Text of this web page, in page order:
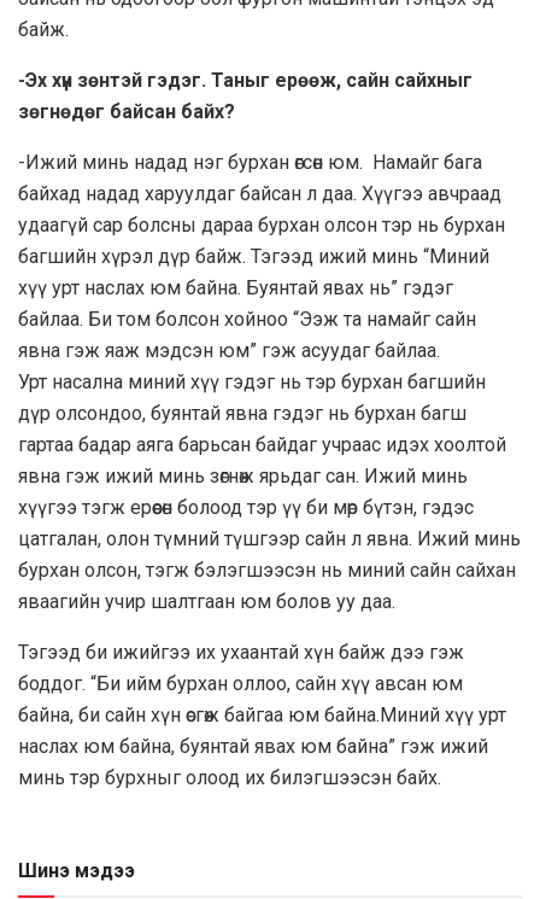
байж.
-Эх хүн зөнтэй гэдэг. Таныг ерөөж, сайн сайхныг
зөгнөдөг байсан байх?
-Ижий минь надад нэг бурхан өгсөн юм. Намайг бага
байхад надад харуулдаг байсан л даа. Хүүгээ авчраад
удаагүй сар болсны дараа бурхан олсон тэр нь бурхан
багшийн хүрэл дүр байж. Тэгээд ижий минь “Миний
хүү урт наслах юм байна. Буянтай явах нь” гэдэг
байлаа. Би том болсон хойноо “Ээж та намайг сайн
явна гэж яаж мэдсэн юм” гэж асуудаг байлаа.
Урт насална миний хүү гэдэг нь тэр бурхан багшийн
дүр олсондоо, буянтай явна гэдэг нь бурхан багш
гартаа бадар аяга барьсан байдаг учраас идэх хоолтой
явна гэж ижий минь зөгнөж ярьдаг сан. Ижий минь
хүүгээ тэгж ерөөсөн болоод тэр үү би мөр бүтэн, гэдэс
цатгалан, олон түмний түшгээр сайн л явна. Ижий минь
бурхан олсон, тэгж бэлэгшээсэн нь миний сайн сайхан
яваагийн учир шалтгаан юм болов уу даа.
Тэгээд би ижийгээ их ухаантай хүн байж дээ гэж
боддог. “Би ийм бурхан оллоо, сайн хүү авсан юм
байна, би сайн хүн өсгөж байгаа юм байна.Миний хүү урт
наслах юм байна, буянтай явах юм байна” гэж ижий
минь тэр бурхныг олоод их билэгшээсэн байх.
Шинэ мэдээ